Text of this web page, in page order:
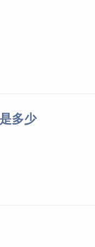
多少